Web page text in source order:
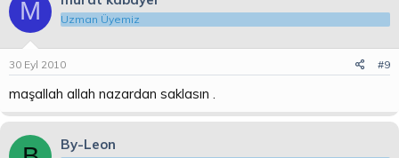
M Uzman Üyemiz
30 Eyl 2010 #9
maşallah allah nazardan saklasın .
By-Leon